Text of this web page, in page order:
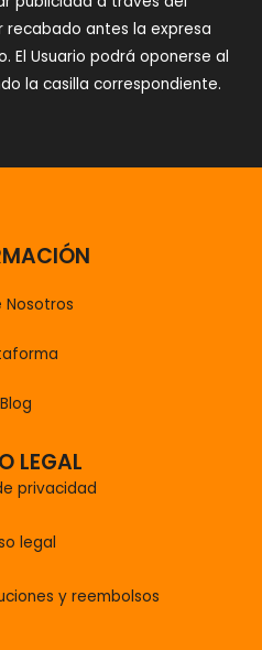
recabado antes la expresa
El Usuario podrá oponerse al
la casilla correspondiente.
Nosotros
Blog
LEGAL
privacidad
legal
y reembolsos